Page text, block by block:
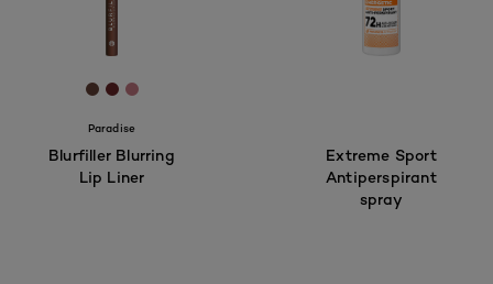
[Color]: #634137
[Color]: #682628
[Color]: #C67883
Paradise
Blurfiller Blurring
Lip Liner
Extreme Sport
Antiperspirant
spray